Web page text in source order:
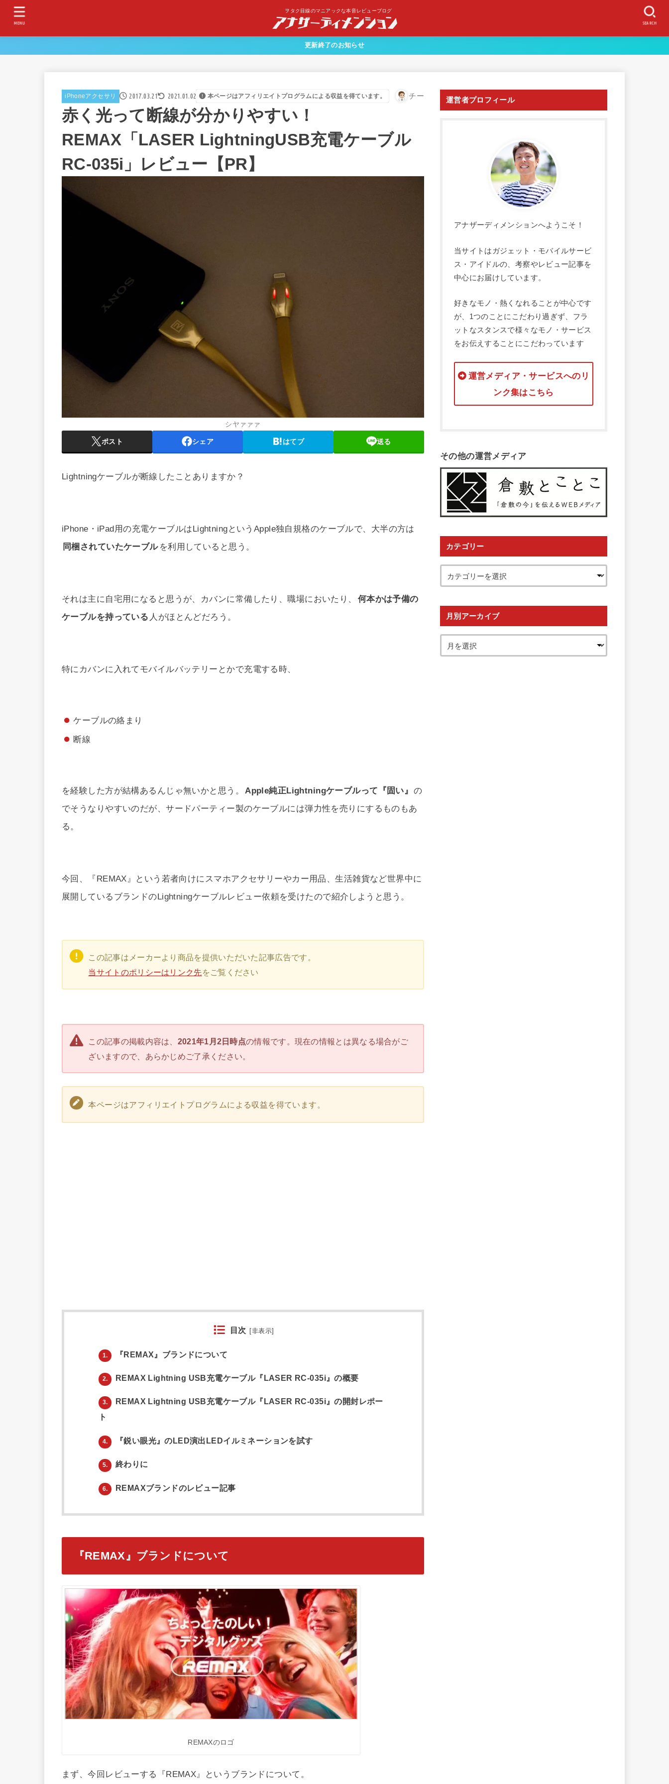
ヲタク目線のマニアックな本音レビューブログ
SEARCH
MENU
更新終了のお知らせ
iPhoneアクセサリ 2017.03.21 2021.01.02 本ページはアフィリエイトプログラムによる収益を得ています。 チー
赤く光って断線が分かりやすい！
REMAX「LASER LightningUSB充電ケーブル
RC-035i」レビュー【PR】
シヤァァァ
ポスト シェア はてブ 送る
Lightningケーブルが断線したことありますか？
iPhone・iPad用の充電ケーブルはLightningというApple独自規格のケーブルで、大半の方は
同梱されていたケーブル を利用していると思う。
それは主に自宅用になると思うが、カバンに常備したり、職場においたり、
何本かは予備の
ケーブルを持っている 人がほとんどだろう。
特にカバンに入れてモバイルバッテリーとかで充電する時、
ケーブルの絡まり
断線
を経験した方が結構あるんじゃ無いかと思う。 Apple純正Lightningケーブルって『固い』 の
でそうなりやすいのだが、サードパーティー製のケーブルには弾力性を売りにするものもあ
る。
今回、『REMAX』という若者向けにスマホアクセサリーやカー用品、生活雑貨など世界中に
展開しているブランドのLightningケーブルレビュー依頼を受けたので紹介しようと思う。
この記事はメーカーより商品を提供いただいた記事広告です。
当サイトのポリシーはリンク先をご覧ください
この記事の掲載内容は、 2021年1月2日時点の情報です。現在の情報とは異なる場合がご
ざいますので、あらかじめご了承ください。
本ページはアフィリエイトプログラムによる収益を得ています。
目次 [非表示]
1. 『REMAX』ブランドについて
2. REMAX Lightning USB充電ケーブル『LASER RC-035i』の概要
3.
REMAX Lightning USB充電ケーブル『LASER RC-035i』の開封レポー
ト
4. 『鋭い眼光』のLED演出LEDイルミネーションを試す
5. 終わりに
6. REMAXブランドのレビュー記事
『REMAX』ブランドについて
REMAXのロゴ
まず、今回レビューする『REMAX』というブランドについて。
運営者プロフィール
アナザーディメンションへようこそ！
当サイトはガジェット・モバイルサービ
ス・アイドルの、考察やレビュー記事を
中心にお届けしています。
好きなモノ・熱くなれることが中心です
が、1つのことにこだわり過ぎず、フラ
ットなスタンスで様々なモノ・サービス
をお伝えすることにこだわっています
運営メディア・サービスへのリ
ンク集はこちら
その他の運営メディア
カテゴリー
月別アーカイブ